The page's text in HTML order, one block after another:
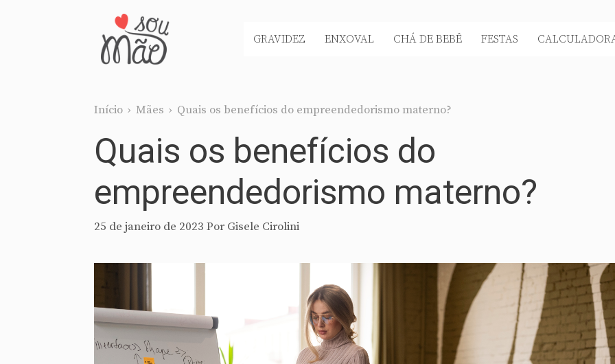
GRAVIDEZ ENXOVAL CHÁ DE BEBÊ FESTAS
Início › Mães › Quais os benefícios do empreendedorismo materno?
Quais os benefícios do
empreendedorismo materno?
25 de janeiro de 2023 Por Gisele Cirolini